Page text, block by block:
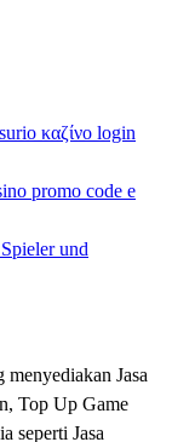
καζίνο login
promo code e
und
Jasa
Top Up Game
seperti Jasa